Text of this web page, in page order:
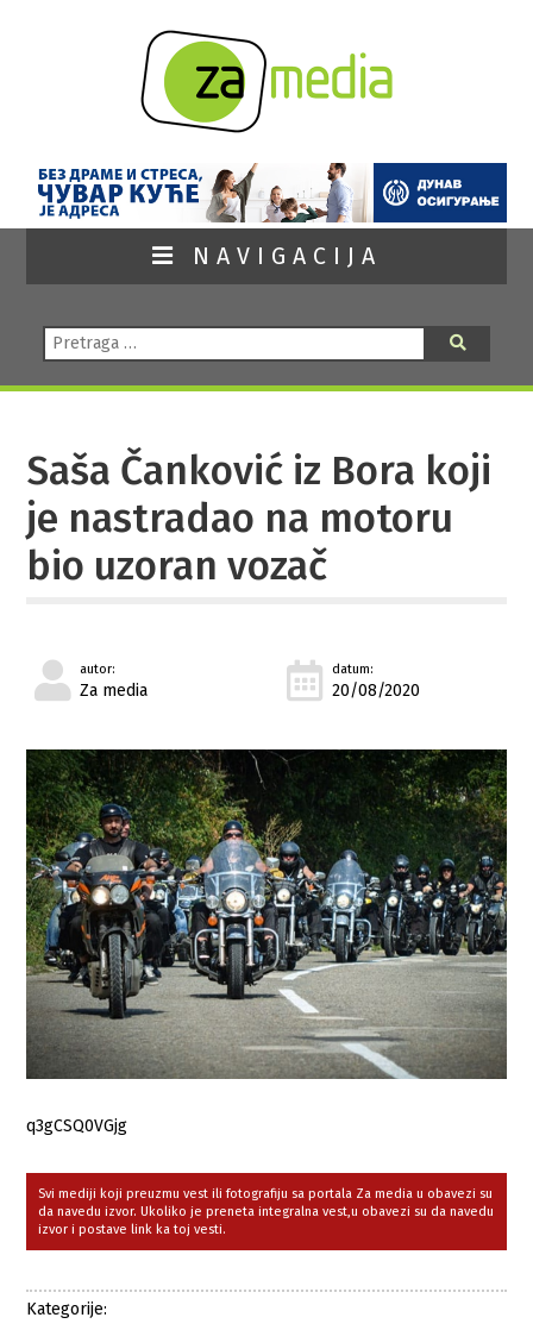
NAVIGACIJA
Pretraga:
Saša Čanković iz Bora koji
je nastradao na motoru
bio uzoran vozač
autor:
Za media
datum:
20/08/2020
q3gCSQ0VGjg
Svi mediji koji preuzmu vest ili fotografiju sa portala Za media u obavezi su
da navedu izvor. Ukoliko je preneta integralna vest,u obavezi su da navedu
izvor i postave link ka toj vesti.
Kategorije: